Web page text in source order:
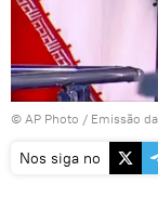
© AP Photo / Emissão
Nos siga no